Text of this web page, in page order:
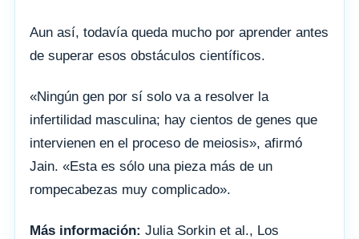
Aun así, todavía queda mucho por aprender antes
de superar esos obstáculos científicos.
«Ningún gen por sí solo va a resolver la
infertilidad masculina; hay cientos de genes que
intervienen en el proceso de meiosis», afirmó
Jain. «Esta es sólo una pieza más de un
rompecabezas muy complicado».
Más información: Julia Sorkin et al., Los